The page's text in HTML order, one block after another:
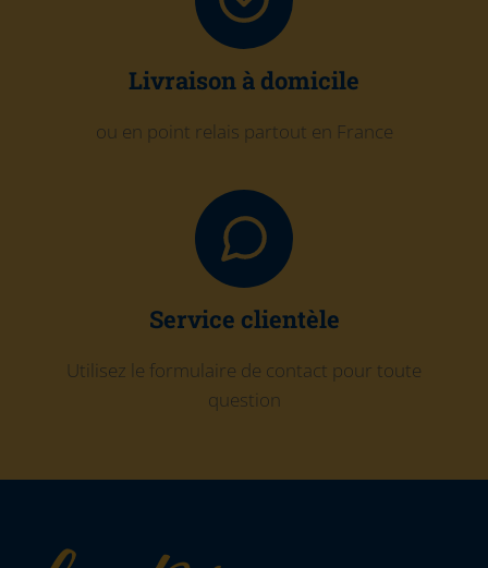
Livraison à domicile
ou en point relais partout en France
Service clientèle
Utilisez le formulaire de contact pour toute
question